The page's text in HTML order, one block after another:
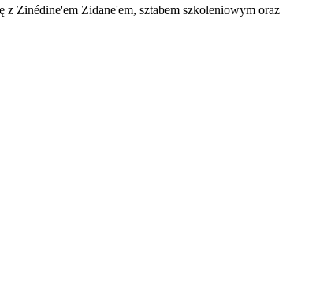
Zinédine'em Zidane'em, sztabem szkoleniowym oraz